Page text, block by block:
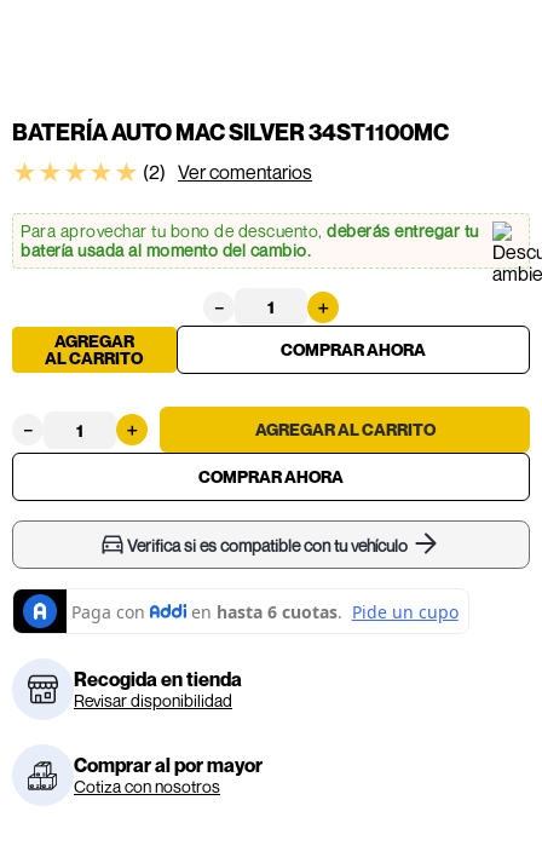
BATERÍA AUTO MAC SILVER 34ST1100MC
★★★★★ (2) Ver comentarios
Para aprovechar tu bono de descuento, deberás entregar tu
batería usada al momento del cambio.
＋
－
AGREGAR
AL CARRITO
＋
－
Verifica si es compatible con tu vehículo
Recogida en tienda
Revisar disponibilidad
Comprar al por mayor
Cotiza con nosotros